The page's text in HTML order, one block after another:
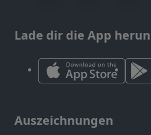
Lade dir die App
Auszeichnungen